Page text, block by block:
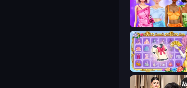
Monochrome Looks